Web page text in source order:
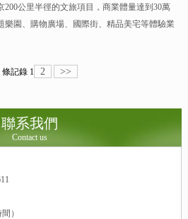
公里半徑的文旅項目，商業體量達到30萬
樂園、購物廣場、國際街、精品美宅等體驗業
條記錄 1 2 >>
聯系我們
Contact us
）